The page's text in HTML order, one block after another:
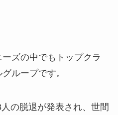
ズの中でもトップクラ
ループです。
の脱退が発表され、世間